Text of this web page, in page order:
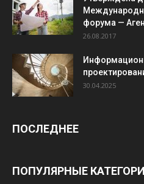
форума —
26.08.2017
30.04.2025
ПОСЛЕДНЕЕ
ПОПУЛЯРНЫЕ